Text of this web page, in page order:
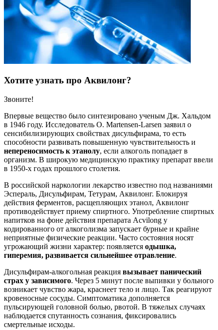
Хотите узнать про Аквилонг?
Звоните!
Впервые вещество было синтезировано ученым Дж. Хальдом
в 1946 году. Исследователь О. Martensen-Larsen заявил о
сенсибилизирующих свойствах дисульфирама, то есть
способности развивать повышенную чувствительность и
непереносимость к этанолу, если алкоголь попадает в
организм. В широкую медицинскую практику препарат ввели
в 1950-х годах прошлого столетия.
В российской наркологии лекарство известно под названиями
Эспераль, Дисульфирам, Тетурам, Аквилонг. Блокируя
действия ферментов, расщепляющих этанол, Аквилонг
противодействует приему спиртного. Употребление спиртных
напитков на фоне действия препарата Acvilong у
кодированного от алкоголизма запускает бурные и крайне
неприятные физические реакции. Часто состояния носят
угрожающий жизни характер: появляется одышка,
гиперемия, развивается сильнейшее отравление.
Дисульфирам-алкогольная реакция вызывает панический
страх у зависимого. Через 5 минут после выпивки у больного
возникает чувство жара, краснеет тело и лицо. Так реагируют
кровеносные сосуды. Симптоматика дополняется
пульсирующей головной болью, рвотой. В тяжелых случаях
наблюдается спутанность сознания, фиксировались
смертельные исходы.